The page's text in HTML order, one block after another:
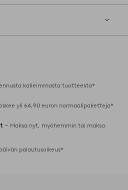
kalleimmasta tuotteesta*
yli 64,90 euron normaalipaketteja*
- Maksa nyt, myöhemmin tai maksa
palautusoikeus*